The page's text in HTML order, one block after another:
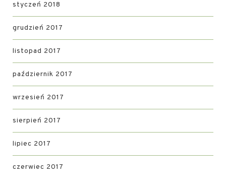
styczeń 2018
grudzień 2017
listopad 2017
październik 2017
wrzesień 2017
sierpień 2017
lipiec 2017
czerwiec 2017